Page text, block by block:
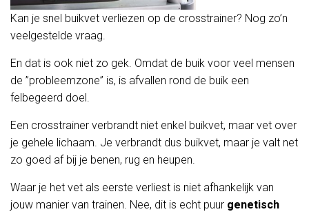
Kan je snel buikvet verliezen op de crosstrainer? Nog zo’n
veelgestelde vraag.
En dat is ook niet zo gek. Omdat de buik voor veel mensen
de ”probleemzone” is, is afvallen rond de buik een
felbegeerd doel.
Een crosstrainer verbrandt niet enkel buikvet, maar vet over
je gehele lichaam. Je verbrandt dus buikvet, maar je valt net
zo goed af bij je benen, rug en heupen.
Waar je het vet als eerste verliest is niet afhankelijk van
jouw manier van trainen. Nee, dit is echt puur genetisch